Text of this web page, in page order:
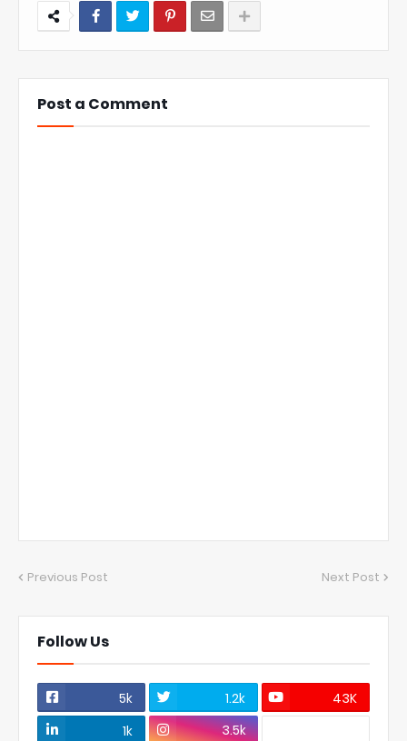
Post a Comment
Previous Post Next Post
Follow Us
5k 1.2k
43K
1k
3.5k